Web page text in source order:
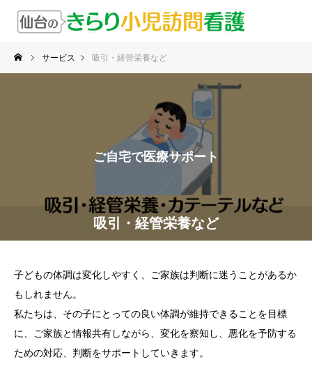
サービス 吸引・経管栄養など
吸引・経管栄養など
ご自宅で医療サポート
子どもの体調は変化しやすく、ご家族は判断に迷うことがあるか
もしれません。
私たちは、その子にとっての良い体調が維持できることを目標
に、ご家族と情報共有しながら、変化を察知し、悪化を予防する
ための対応、判断をサポートしていきます。